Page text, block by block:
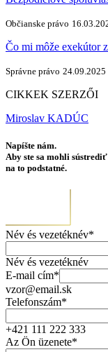
Občianske právo
Čo mi môže exekútor
Správne právo 24.09.2025
CIKKEK SZERZŐI
Miroslav KADÚC
Napíšte nám.
Aby ste sa mohli sústrediť
na to podstatné.
Név és vezetéknév*
Név és vezetéknév
E-mail cím*
vzor@email.sk
Telefonszám*
+421 111 222 333
Az Ön üzenete*